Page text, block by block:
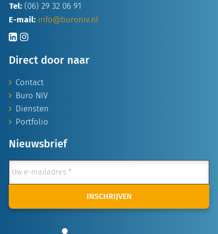
Tel: (06) 29 32 06 91
E-mail: info@buroniv.nl
Direct door naar
Contact
Buro NIV
Diensten
Portfolio
Nieuwsbrief